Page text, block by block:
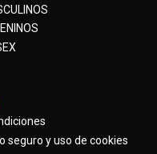
seguro y uso de cookies